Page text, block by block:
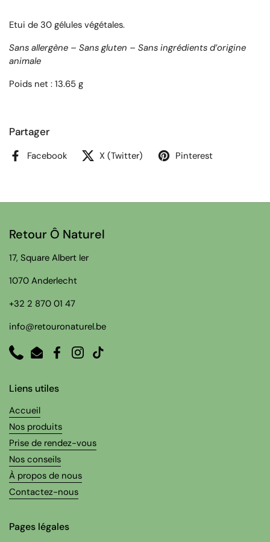
Etui de 30 gélules végétales.
Sans allergène – Sans gluten – Sans ingrédients d’origine
animale
Poids net : 13.65 g
Partager
Facebook X (Twitter) Pinterest
Retour Ô Naturel
17, Square Albert Ier
1070 Anderlecht
+32 2 870 01 47
info@retouronaturel.be
PhoneEmailFacebook
Instagram
TikTok
Liens utiles
Accueil
Nos produits
Prise de rendez-vous
Nos conseils
À propos de nous
Contactez-nous
Pages légales